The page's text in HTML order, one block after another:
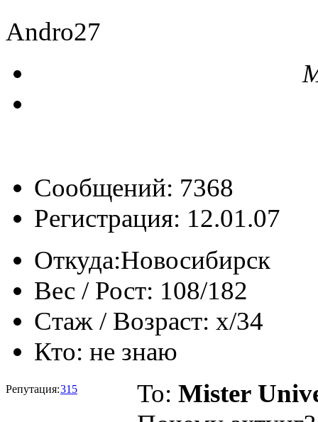
Andro27
Сообщений: 7368
Регистрация: 12.01.07
Откуда:Новосибирск
Вес / Рост: 108/182
Стаж / Возраст: x/34
Кто: не знаю
Репутация:315 To: Mister